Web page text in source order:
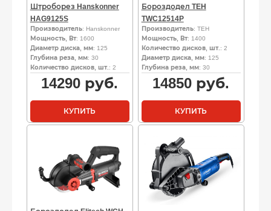
Штроборез Hanskonner
HAG9125S
Производитель: Hanskonner
Мощность, Вт: 1600
Диаметр диска, мм: 125
Глубина реза, мм: 30
Количество дисков, шт. : 2
14290 руб.
КУПИТЬ
Бороздодел TEH
TWC12514P
Производитель: TEH
Мощность, Вт: 1400
Количество дисков, шт. : 2
Диаметр диска, мм: 125
Глубина реза, мм: 30
14850 руб.
КУПИТЬ